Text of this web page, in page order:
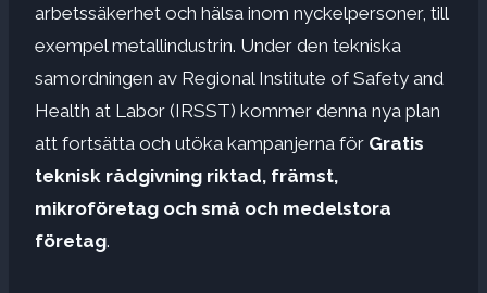
arbetssäkerhet och hälsa inom nyckelpersoner, till
exempel metallindustrin. Under den tekniska
samordningen av Regional Institute of Safety and
Health at Labor (IRSST) kommer denna nya plan
att fortsätta och utöka kampanjerna för Gratis
teknisk rådgivning riktad, främst,
mikroföretag och små och medelstora
företag.